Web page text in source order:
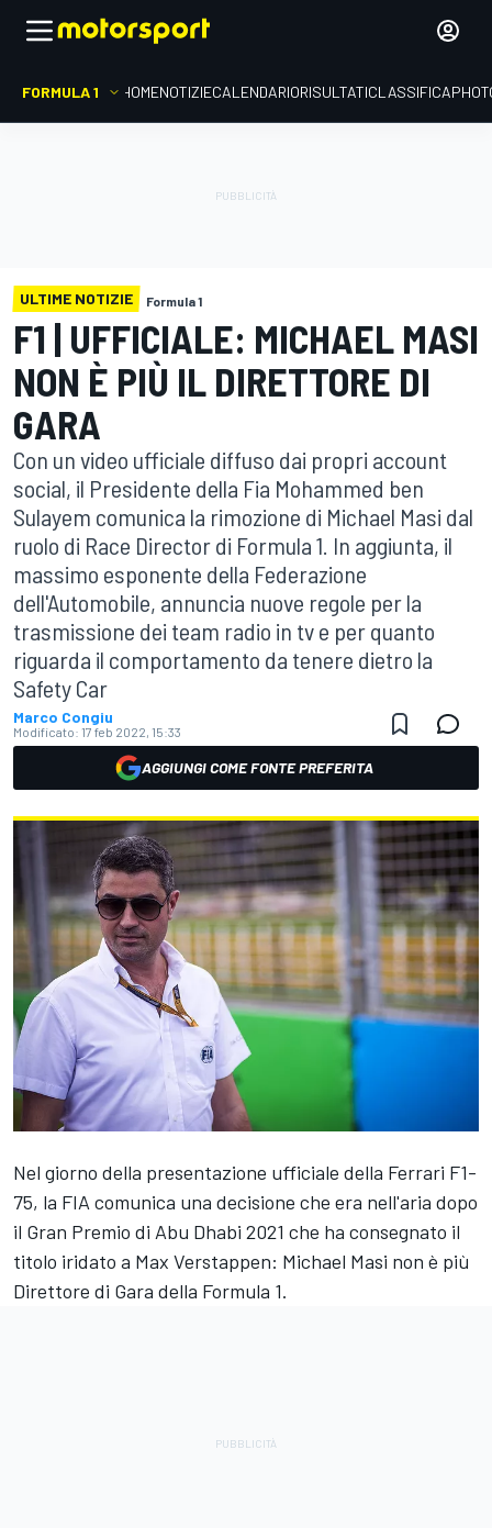
FORMULA 1 HOMENOTIZIECALENDARIORISULTATICLASSIFICA
ULTIME NOTIZIE Formula 1
F1 | UFFICIALE: MICHAEL MASI
NON È PIÙ IL DIRETTORE DI
GARA
Con un video ufficiale diffuso dai propri account
social, il Presidente della Fia Mohammed ben
Sulayem comunica la rimozione di Michael Masi dal
ruolo di Race Director di Formula 1. In aggiunta, il
massimo esponente della Federazione
dell'Automobile, annuncia nuove regole per la
trasmissione dei team radio in tv e per quanto
riguarda il comportamento da tenere dietro la
Safety Car
Marco Congiu
Modificato: 17 feb 2022, 15:33
AGGIUNGI COME FONTE PREFERITA
Nel giorno della presentazione ufficiale della Ferrari F1-
75, la FIA comunica una decisione che era nell'aria dopo
il Gran Premio di Abu Dhabi 2021 che ha consegnato il
titolo iridato a Max Verstappen: Michael Masi non è più
Direttore di Gara della Formula 1.